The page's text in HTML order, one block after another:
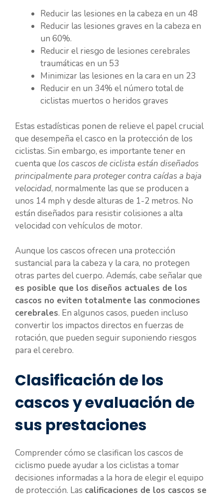
Reducir las lesiones en la cabeza en un 48
Reducir las lesiones graves en la cabeza en
un 60%.
Reducir el riesgo de lesiones cerebrales
traumáticas en un 53
Minimizar las lesiones en la cara en un 23
Reducir en un 34% el número total de
ciclistas muertos o heridos graves
Estas estadísticas ponen de relieve el papel crucial
que desempeña el casco en la protección de los
ciclistas. Sin embargo, es importante tener en
cuenta que los cascos de ciclista están diseñados
principalmente para proteger contra caídas a baja
velocidad, normalmente las que se producen a
unos 14 mph y desde alturas de 1-2 metros. No
están diseñados para resistir colisiones a alta
velocidad con vehículos de motor.
Aunque los cascos ofrecen una protección
sustancial para la cabeza y la cara, no protegen
otras partes del cuerpo. Además, cabe señalar que
es posible que los diseños actuales de los
cascos no eviten totalmente las conmociones
cerebrales. En algunos casos, pueden incluso
convertir los impactos directos en fuerzas de
rotación, que pueden seguir suponiendo riesgos
para el cerebro.
Clasificación de los
cascos y evaluación de
sus prestaciones
Comprender cómo se clasifican los cascos de
ciclismo puede ayudar a los ciclistas a tomar
decisiones informadas a la hora de elegir el equipo
de protección. Las calificaciones de los cascos se